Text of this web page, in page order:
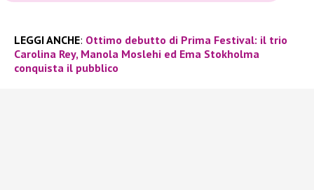
LEGGI ANCHE: Ottimo debutto di Prima Festival: il trio
Carolina Rey, Manola Moslehi ed Ema Stokholma
conquista il pubblico